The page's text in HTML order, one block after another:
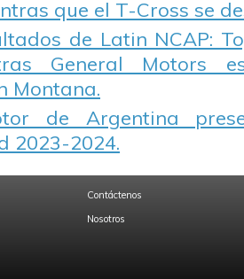
que el T-Cross se
de Latin NCAP:
General Motors
Montana.
de Argentina
2023-2024.
Contáctenos
Nosotros